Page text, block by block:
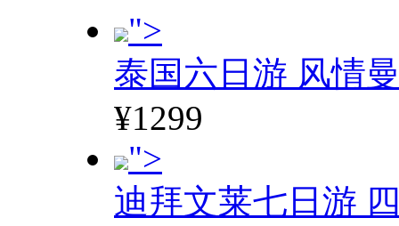
">
泰国六日游 风情
¥1299
">
迪拜文莱七日游